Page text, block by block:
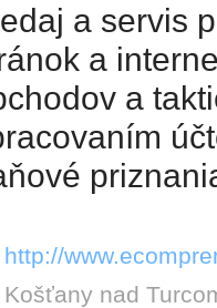
a servis
a
a
http://
Košťany nad